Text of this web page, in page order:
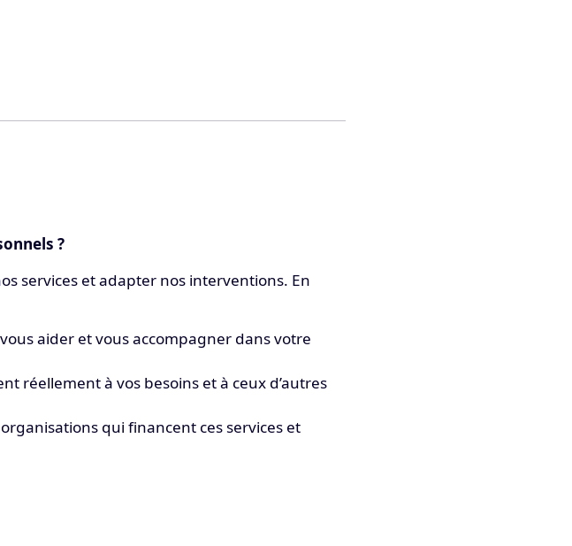
?
services et adapter nos interventions. En
aider et vous accompagner dans votre
réellement à vos besoins et à ceux d’autres
qui financent ces services et